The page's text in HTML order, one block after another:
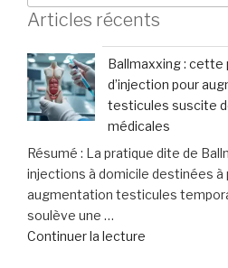
Articles récents
Ballmaxxing :
d’injection pour
testicules suscite
médicales
Résumé : La pratique dite de
injections à domicile destinées à
augmentation testicules
soulève une …
Continuer la lecture